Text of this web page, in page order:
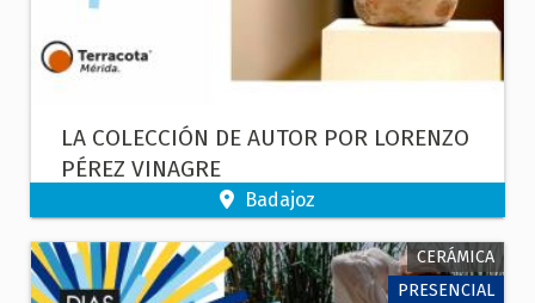
LA COLECCIÓN DE AUTOR POR LORENZO
PÉREZ VINAGRE
Badajoz
CERÁMICA
PRESENCIAL